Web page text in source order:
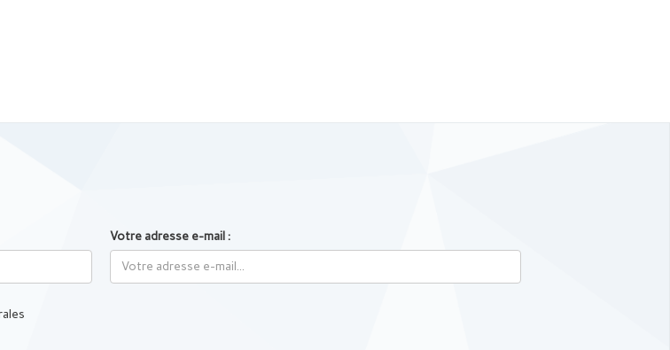
Votre adresse e-mail :